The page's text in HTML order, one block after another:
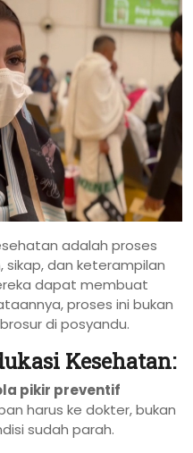
adalah proses
dan keterampilan
dapat membuat
proses ini bukan
di posyandu.
Kesehatan:
pikir preventif
harus ke dokter, bukan
sudah parah.